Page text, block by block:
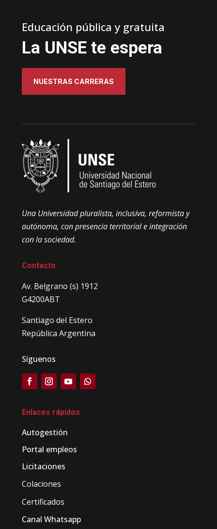
Educación pública y gratuita
La UNSE te espera
NUESTRAS CARRERAS
Una Universidad pluralista, inclusiva, reformista y
autónoma, con presencia territorial e integración
con la sociedad.
Contacto
Av. Belgrano (s) 1912
G4200ABT
Santiago del Estero
República Argentina
Síguenos
Enlaces rápidos
Autogestión
Portal empleos
Licitaciones
Colaciones
Certificados
Canal Whatsapp